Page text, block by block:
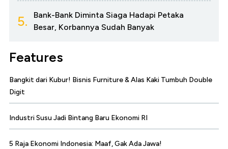
5.
Bank-Bank Diminta Siaga Hadapi Petaka
Besar, Korbannya Sudah Banyak
Features
Bangkit dari Kubur! Bisnis Furniture & Alas Kaki Tumbuh Double
Digit
Industri Susu Jadi Bintang Baru Ekonomi RI
5 Raja Ekonomi Indonesia: Maaf, Gak Ada Jawa!